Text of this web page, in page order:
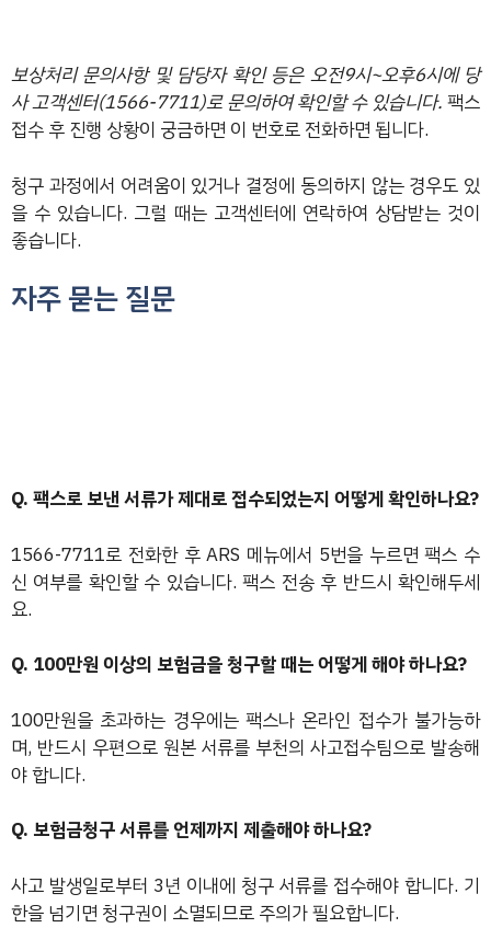
보상처리 문의사항 및 담당자 확인 등은 오전9시~오후6시에 당
사 고객센터(1566-7711)로 문의하여 확인할 수 있습니다. 팩스
접수 후 진행 상황이 궁금하면 이 번호로 전화하면 됩니다.
청구 과정에서 어려움이 있거나 결정에 동의하지 않는 경우도 있
을 수 있습니다. 그럴 때는 고객센터에 연락하여 상담받는 것이
좋습니다.
자주 묻는 질문
Q. 팩스로 보낸 서류가 제대로 접수되었는지 어떻게 확인하나요?
1566-7711로 전화한 후 ARS 메뉴에서 5번을 누르면 팩스 수
신 여부를 확인할 수 있습니다. 팩스 전송 후 반드시 확인해두세
요.
Q. 100만원 이상의 보험금을 청구할 때는 어떻게 해야 하나요?
100만원을 초과하는 경우에는 팩스나 온라인 접수가 불가능하
며, 반드시 우편으로 원본 서류를 부천의 사고접수팀으로 발송해
야 합니다.
Q. 보험금청구 서류를 언제까지 제출해야 하나요?
사고 발생일로부터 3년 이내에 청구 서류를 접수해야 합니다. 기
한을 넘기면 청구권이 소멸되므로 주의가 필요합니다.